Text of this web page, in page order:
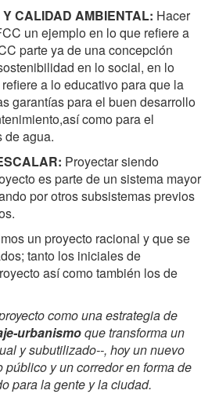
CALIDAD AMBIENTAL: Hacer
un ejemplo en lo que refiere a
parte ya de una concepción
en lo social, en lo
a lo educativo para que la
garantías para el buen desarrollo
como para el
de agua.
Proyectar siendo
es parte de un sistema mayor
por otros subsistemas previos
un proyecto racional y que se
tanto los iniciales de
así como también los de
como una estrategia de
urbanismoque transforma un
y subutilizado--, hoy un nuevo
público y un corredor en forma de
para la gente y la ciudad.